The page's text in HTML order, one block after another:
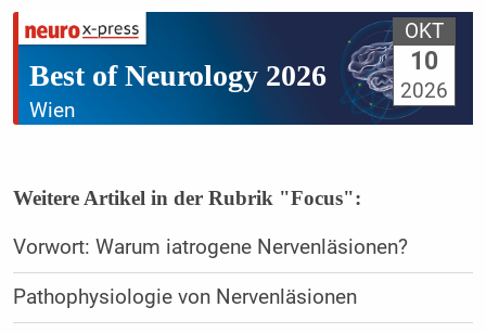
Best of Neurology 2026
Wien
OKT
10
2026
Weitere Artikel in der Rubrik "Focus":
Vorwort: Warum iatrogene Nervenläsionen?
Pathophysiologie von Nervenläsionen